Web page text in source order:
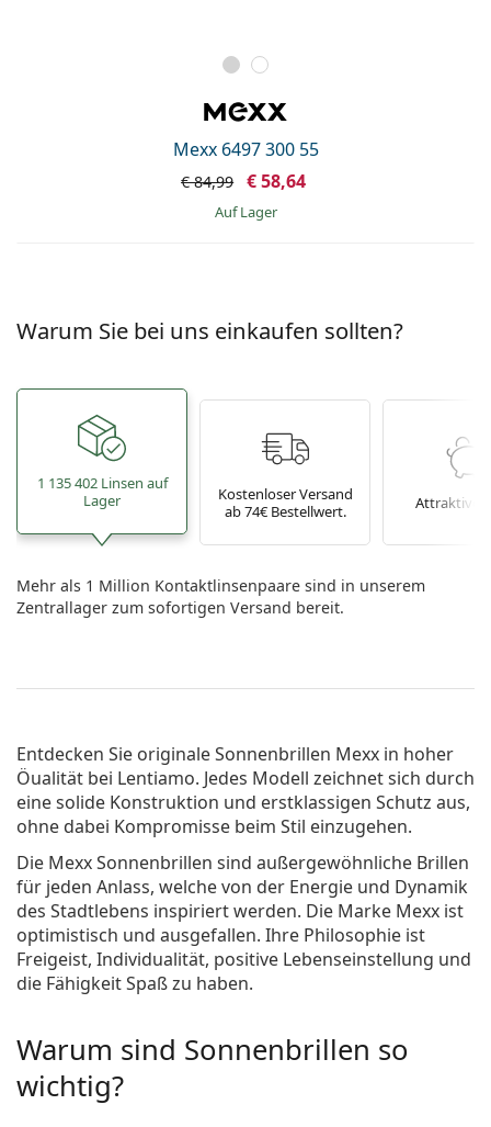
Mexx 6497 300 55
€ 84,99 € 58,64
auf Lager
Warum Sie bei uns einkaufen sollten?
1 135 402 Linsen auf
Lager
Kostenloser Versand
ab 74€ Bestellwert.
Attraktive
Mehr als 1 Million Kontaktlinsenpaare sind in unserem
Zentrallager zum sofortigen Versand bereit.
Entdecken Sie originaleSonnenbrillen Mexx in hoher
Öualität bei Lentiamo. Jedes Modell zeichnet sich durch
eine solide Konstruktion und erstklassigen Schutz aus,
ohne dabei Kompromisse beim Stil einzugehen.
Die Mexx Sonnenbrillen sind außergewöhnliche Brillen
für jeden Anlass, welche von der Energie und Dynamik
des Stadtleben­s inspiriert werden. Die Marke Mexx ist
optimistisch und ausgefallen. Ihre Philosophie ist
Freigeist, Individualität, positive Lebenseinstellung und
die Fähigkeit Spaß zu haben.
Warum sind Sonnenbrillen so
wichtig?